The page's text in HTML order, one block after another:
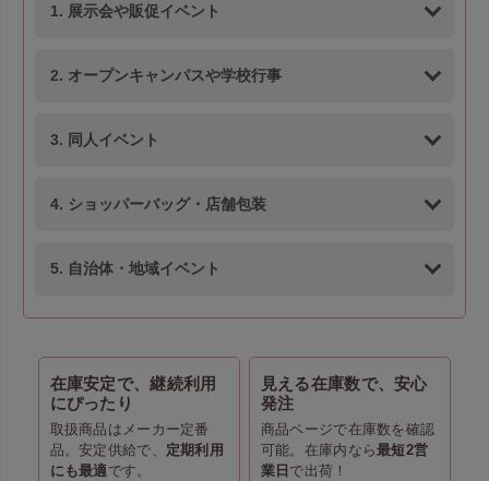
1. 展示会や販促イベント
2. オープンキャンパスや学校行事
3. 同人イベント
4. ショッパーバッグ・店舗包装
5. 自治体・地域イベント
在庫安定で、継続利用
にぴったり
取扱商品はメーカー定番
品。安定供給で、 定期利用
にも最適です。
見える在庫数で、安心
発注
商品ページで在庫数を確認
可能。在庫内なら最短2営
業日 で出荷！